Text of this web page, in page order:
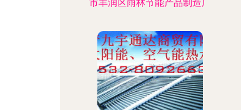
市丰润区雨林节能产品制造厂